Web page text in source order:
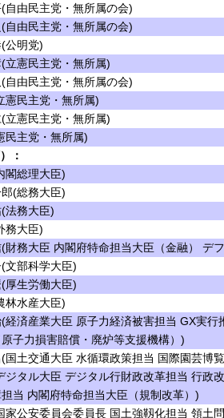
由民主党・無所属の会)
由民主党・無所属の会)
公明党)
憲民主党・無所属)
由民主党・無所属の会)
民主党・無所属)
憲民主党・無所属)
主党・無所属)
：
総理大臣)
(総務大臣)
務大臣)
務大臣)
務大臣 内閣府特命担当大臣（金融） デ
部科学大臣)
生労働大臣)
水産大臣)
済産業大臣 原子力経済被害担当 GX実行
子力損害賠償・廃炉等支援機構）)
土交通大臣 水循環政策担当 国際園芸博
タル大臣 デジタル行財政改革担当 行政
当 内閣府特命担当大臣（規制改革）)
公安委員会委員長 国土強靱化担当 領土